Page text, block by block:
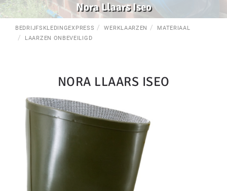
Nora Llaars Iseo
BEDRIJFSKLEDINGEXPRESS WERKLAARZEN
MATERIAAL
LAARZEN ONBEVEILIGD
NORA LLAARS ISEO